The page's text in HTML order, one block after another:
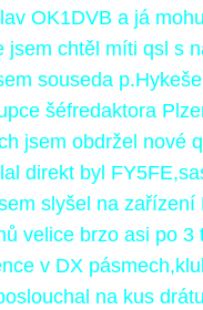
OK1DVB a já
jsem chtěl míti qsl s
souseda
šéfredaktora
jsem obdržel nové
direkt byl
slyšel na zařízení
velice brzo asi po 3
v DX
na kus